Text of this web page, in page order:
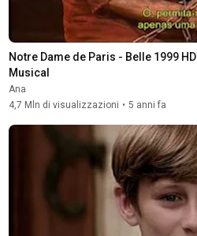
Notre Dame de Paris - Belle 1999 HD
Musical
Ana
4,7 Mln di visualizzazioni • 5 anni fa